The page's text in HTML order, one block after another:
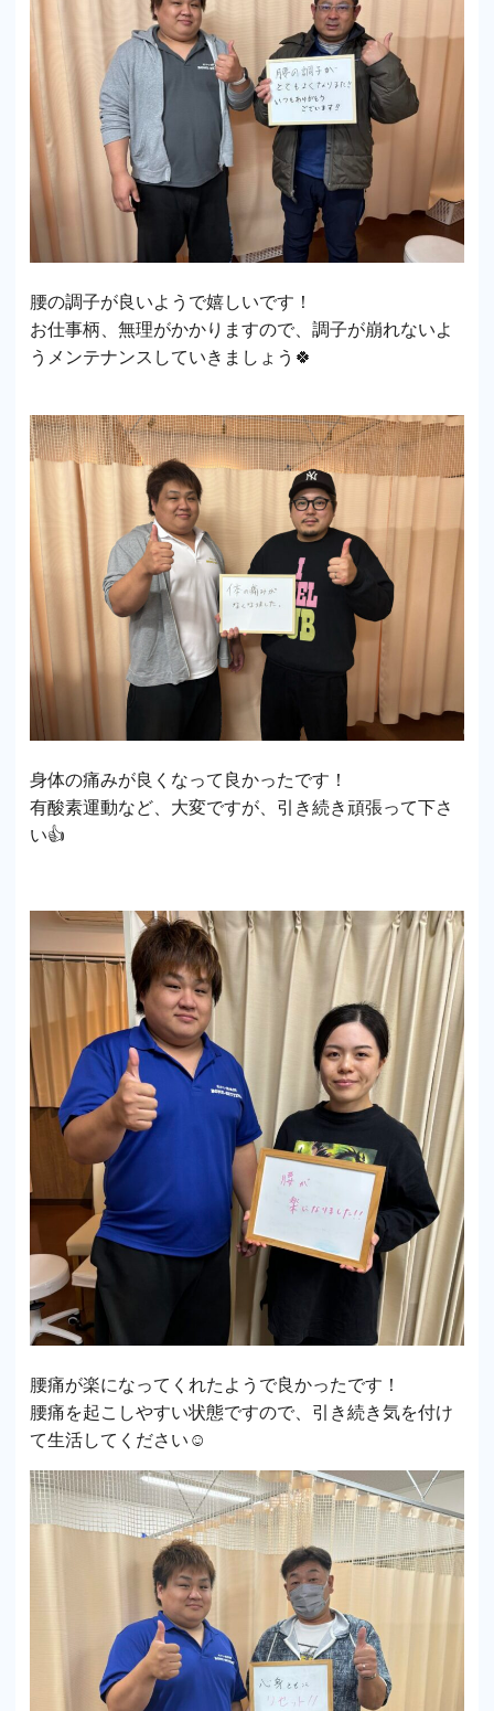
腰の調子が良いようで嬉しいです！
お仕事柄、無理がかかりますので、調子が崩れないよ
うメンテナンスしていきましょう🍀
身体の痛みが良くなって良かったです！
有酸素運動など、大変ですが、引き続き頑張って下さ
い👍
腰痛が楽になってくれたようで良かったです！
腰痛を起こしやすい状態ですので、引き続き気を付け
て生活してください☺️